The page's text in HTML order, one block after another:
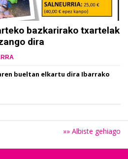
bazkarirako txartelak
dira
bueltan elkartu dira Ibarrako
»» Albiste gehiago